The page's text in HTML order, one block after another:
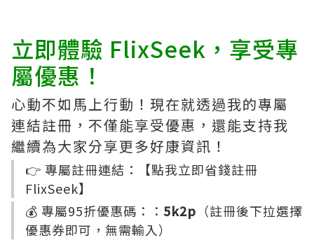
立即體驗 FlixSeek，享受專
屬優惠！
心動不如馬上行動！現在就透過我的專屬
連結註冊，不僅能享受優惠，還能支持我
繼續為大家分享更多好康資訊！
👉 專屬註冊連結：【點我立即省錢註冊
FlixSeek】
💰 專屬95折優惠碼：： 5k2p （註冊後下拉選擇
優惠券即可，無需輸入）